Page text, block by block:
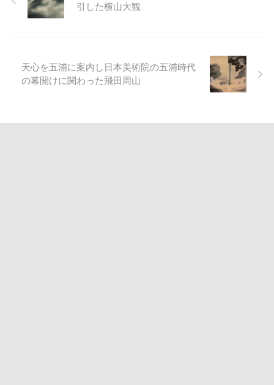
引した横山大観
天心を五浦に案内し日本美術院の五浦時代
の幕開けに関わった飛田周山